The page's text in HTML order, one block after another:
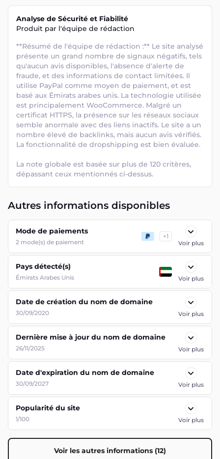
Analyse de Sécurité et Fiabilité
Produit par l'équipe de rédaction
**Résumé de l'équipe de rédaction :** Le site analysé
présente un grand nombre de signaux négatifs, tels
qu'aucun avis disponibles, l'absence d'alerte de
fraude, et des informations de contact limitées. Il
utilise PayPal comme moyen de paiement, et est
basé aux Émirats arabes unis. La technologie utilisée
est principalement WooCommerce. Malgré un
certificat HTTPS, la présence sur les réseaux sociaux
semble anormale avec des liens inactifs. Le site a un
nombre élevé de backlinks, mais aucun avis vérifiés.
La fonctionnalité de dropshipping est bien évaluée.
La note globale est basée sur plus de 120 critères,
dépassant ceux mentionnés ci-dessus.
Autres informations disponibles
Mode de paiements
2 mode(s) de paiement
+1
Voir plus
Pays détecté(s)
Émirats Arabes Unis Voir plus
Date de création du nom de domaine
30/09/2020 Voir plus
Dernière mise à jour du nom de domaine
26/11/2025 Voir plus
Date d'expiration du nom de domaine
30/09/2027 Voir plus
Popularité du site
1/100 Voir plus
Voir les autres informations (12)